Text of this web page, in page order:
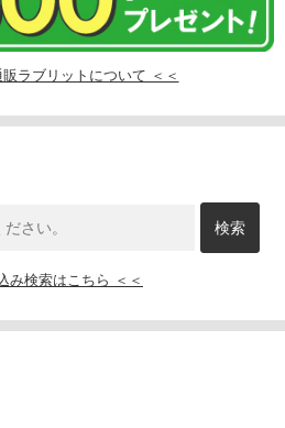
ラブリットについて ＜＜
み検索はこちら ＜＜